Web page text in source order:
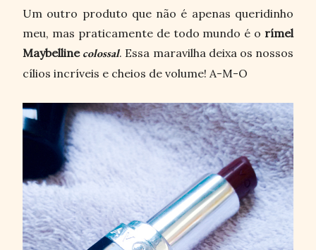
Um outro produto que não é apenas queridinho
meu, mas praticamente de todo mundo é o rímel
Maybelline colossal. Essa maravilha deixa os nossos
cílios incríveis e cheios de volume! A-M-O